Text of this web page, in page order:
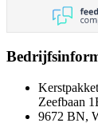
Zeefbaan
9672 BN,